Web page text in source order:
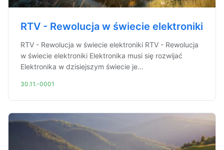
RTV - Rewolucja w świecie elektroniki
RTV - Rewolucja w świecie elektroniki RTV - Rewolucja
w świecie elektroniki Elektronika musi się rozwijać
Elektronika w dzisiejszym świecie je...
30.11.-0001